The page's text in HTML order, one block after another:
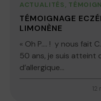
ACTUALITÉS,
TÉMOIGNAGE
LIMONÈNE
« Oh P…. ! y nous fait
50 ans, je suis
d’allergique...